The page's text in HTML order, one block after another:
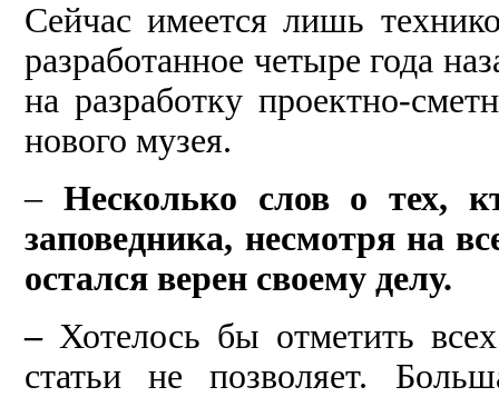
Сейчас имеется лишь
разработанное четыре года
на разработку проектно-
нового музея.
–Несколько слов о тех,
заповедника, несмотря на
остался верен своему делу.
–Хотелось бы отметить
статьи не позволяет.